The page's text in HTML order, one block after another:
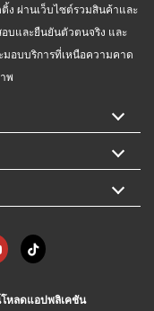
ผ่านเว็บไซต์รวมสินค้าและ
บและยืนยันตัวตนจริง และ
มอบบริการที่เหนือความคาด
พ
หลดแอปพลิเคชัน